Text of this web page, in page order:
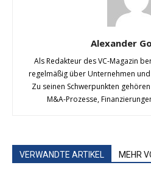
Alexander
Als Redakteur des VC-Magazin
regelmäßig über Unternehmen
Zu seinen Schwerpunkten
M&A-Prozesse,
VERWANDTE ARTIKEL MEHR